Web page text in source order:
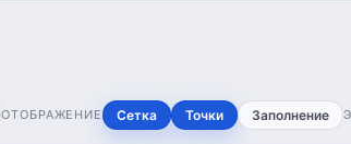
ОТОБРАЖЕНИЕ Сетка Точки Заполнение